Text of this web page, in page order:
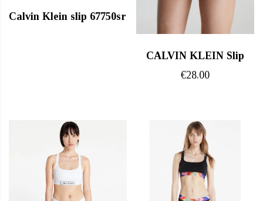
Calvin Klein slip 67750sr
CALVIN KLEIN Slip
€28.00